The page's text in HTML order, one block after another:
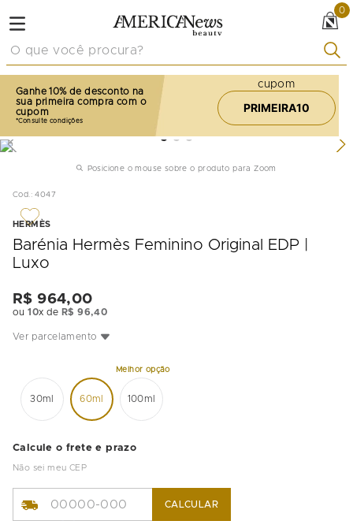
0
Ganhe 10% de desconto na
sua primeira compra com o
cupom
cupom
PRIMEIRA10
Posicione o mouse sobre o produto para Zoom
Cod. :4047
HERMÈS
Barénia Hermès Feminino Original EDP |
Luxo
R$ 964,00
ou10x de R$ 96,40
Ver parcelamento
30ml 60ml 100ml
Calcule o frete e prazo
Não sei meu CEP
CALCULAR